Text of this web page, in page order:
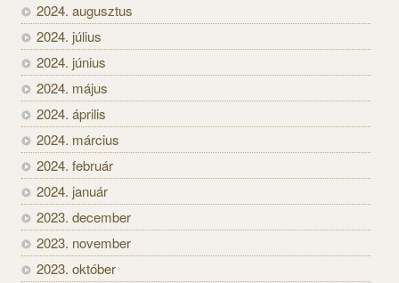
2024. augusztus
2024. július
2024. június
2024. május
2024. április
2024. március
2024. február
2024. január
2023. december
2023. november
2023. október